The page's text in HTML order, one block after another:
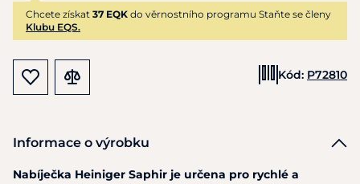
Chcete získat 37 EQK do věrnostního programu Staňte se členy
Klubu EQS.
Kód: P72810
Informace o výrobku
Nabíječka Heiniger Saphir je určena pro rychlé a